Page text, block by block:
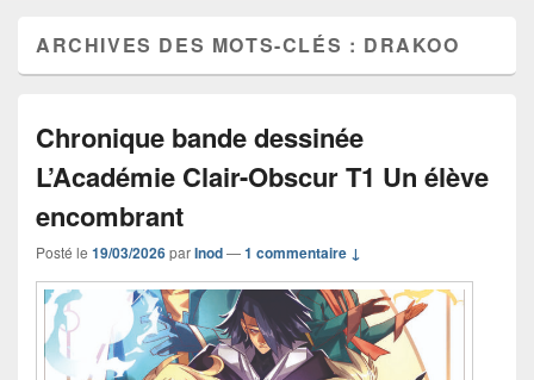
ARCHIVES DES MOTS-CLÉS : DRAKOO
Chronique bande dessinée
L’Académie Clair-Obscur T1 Un élève
encombrant
Posté le 19/03/2026parInod—1 commentaire ↓